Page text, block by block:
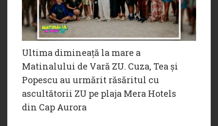
Ultima dimineață la mare a
Matinalului de Vară ZU. Cuza, Tea și
Popescu au urmărit răsăritul cu
ascultătorii ZU pe plaja Mera Hotels
din Cap Aurora